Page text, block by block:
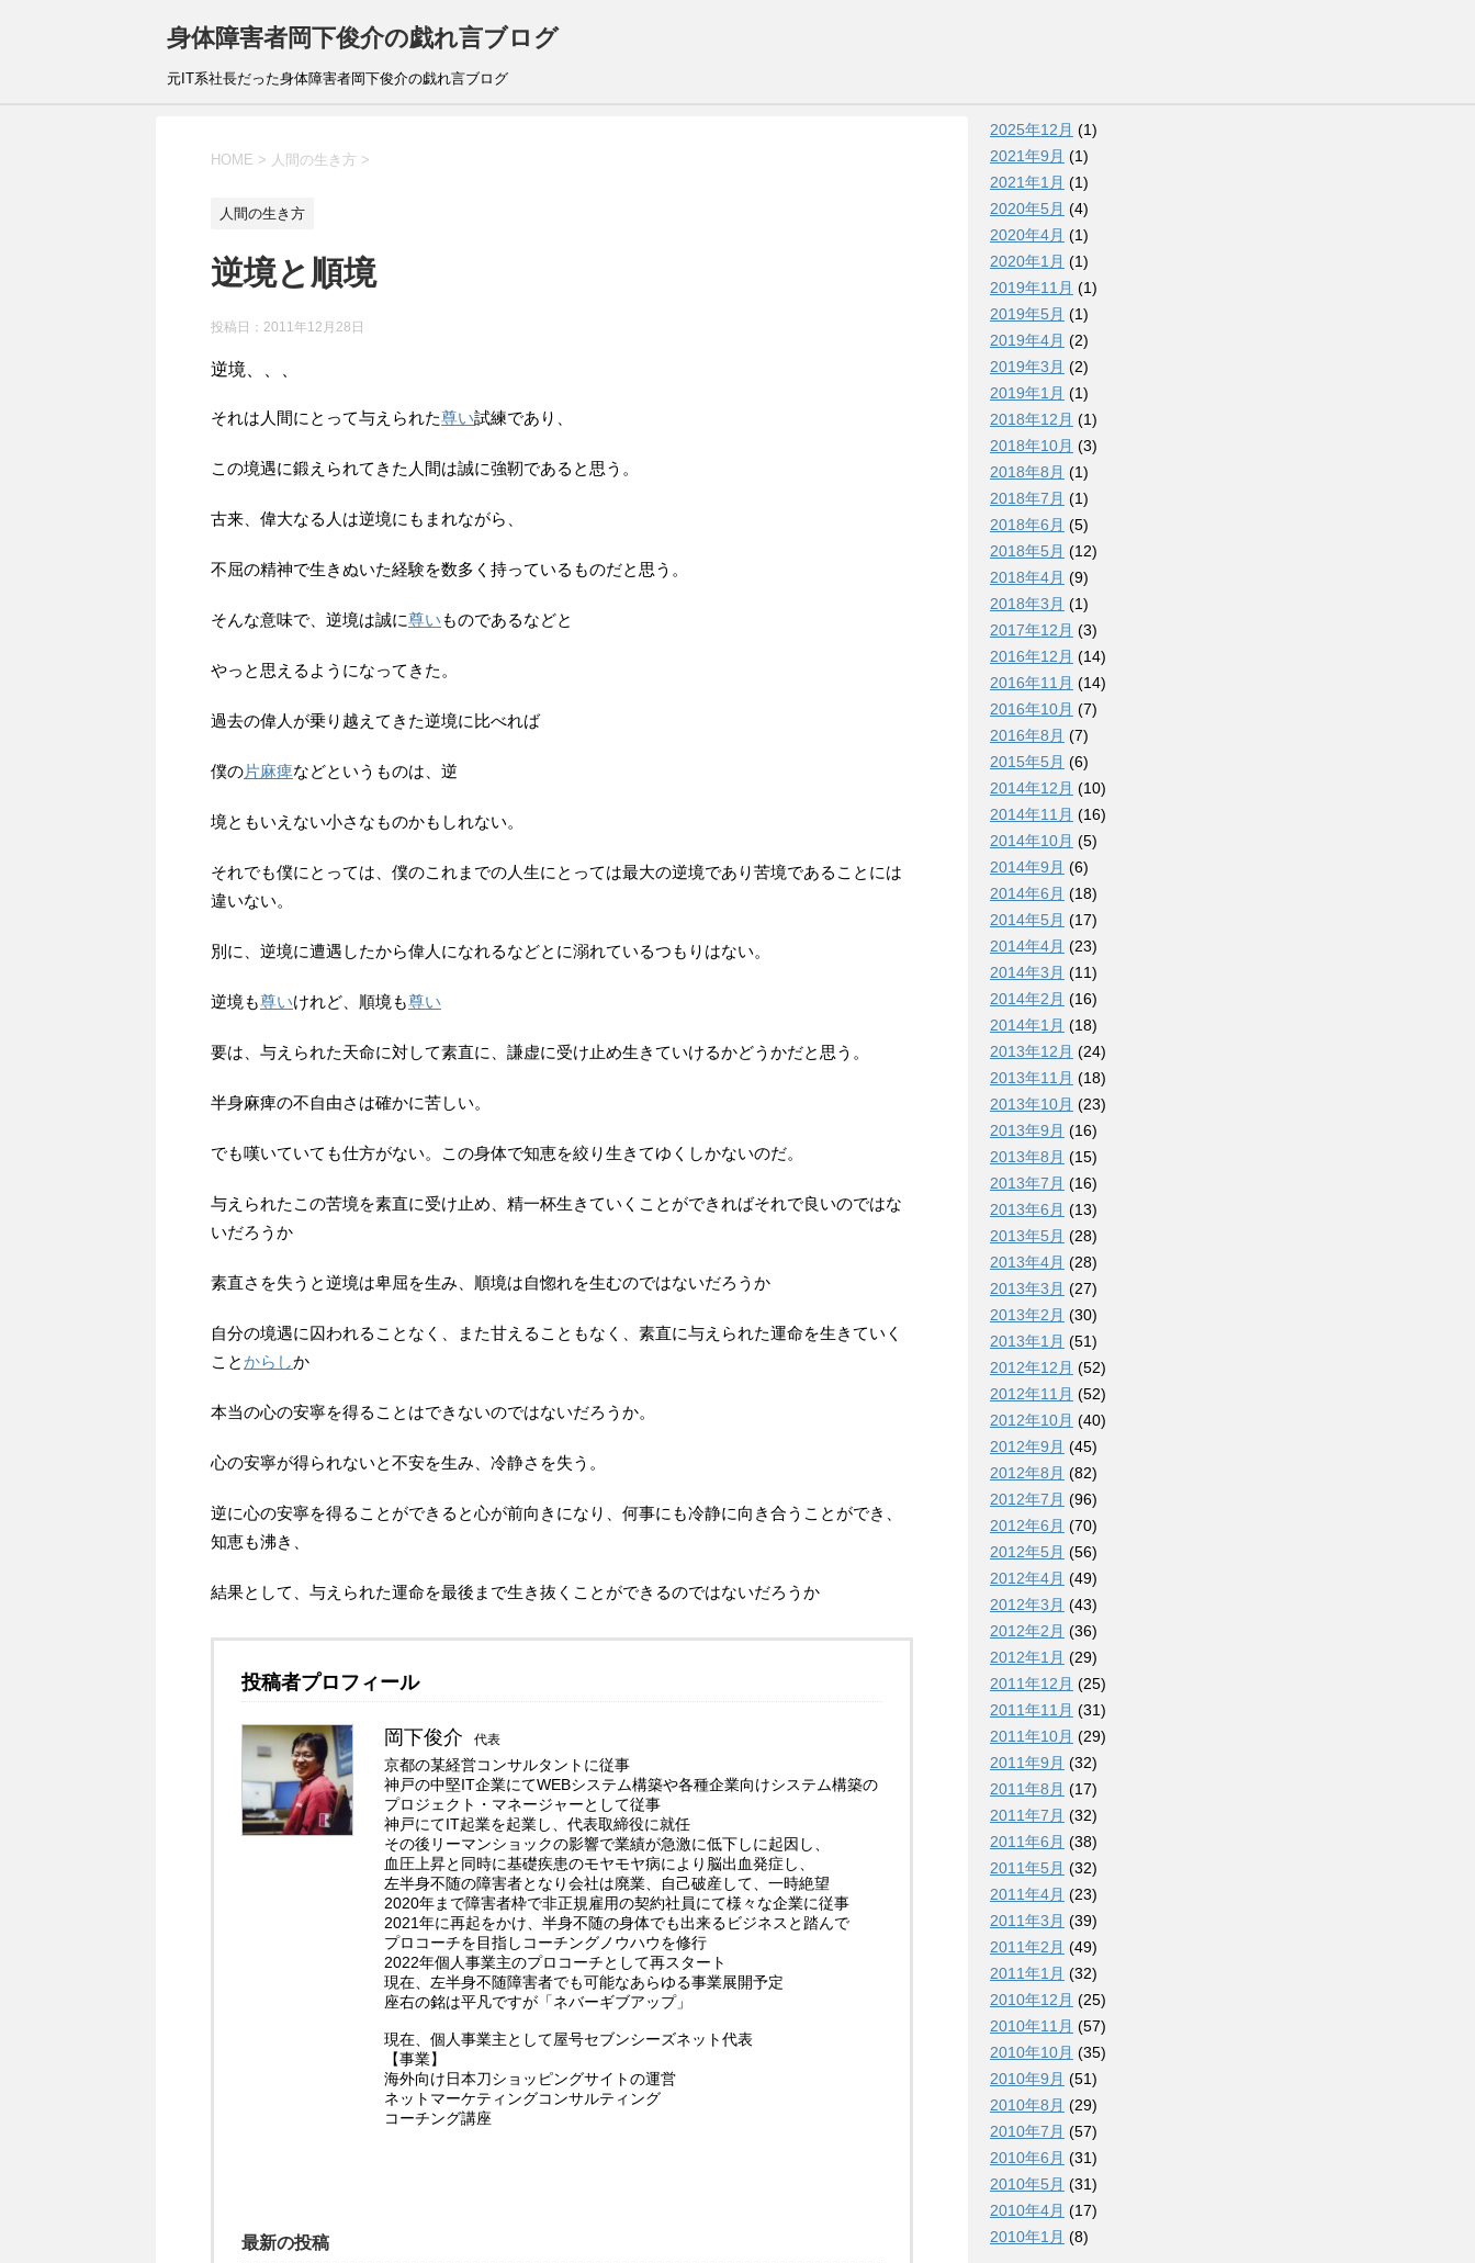
身体障害者岡下俊介の戯れ言ブログ
元IT系社長だった身体障害者岡下俊介の戯れ言ブログ
HOME > 人間の生き方 >
人間の生き方
逆境と順境
投稿日： 2011年12月28日
逆境、、、
それは人間にとって与えられた尊い試練であり、
この境遇に鍛えられてきた人間は誠に強靭であると思う。
古来、偉大なる人は逆境にもまれながら、
不屈の精神で生きぬいた経験を数多く持っているものだと思う。
そんな意味で、逆境は誠に尊いものであるなどと
やっと思えるようになってきた。
過去の偉人が乗り越えてきた逆境に比べれば
僕の片麻痺などというものは、逆
境ともいえない小さなものかもしれない。
それでも僕にとっては、僕のこれまでの人生にとっては最大の逆境であり苦境であることには
違いない。
別に、逆境に遭遇したから偉人になれるなどとに溺れているつもりはない。
逆境も尊いけれど、順境も尊い
要は、与えられた天命に対して素直に、謙虚に受け止め生きていけるかどうかだと思う。
半身麻痺の不自由さは確かに苦しい。
でも嘆いていても仕方がない。この身体で知恵を絞り生きてゆくしかないのだ。
与えられたこの苦境を素直に受け止め、精一杯生きていくことができればそれで良いのではな
いだろうか
素直さを失うと逆境は卑屈を生み、順境は自惚れを生むのではないだろうか
自分の境遇に囚われることなく、また甘えることもなく、素直に与えられた運命を生きていく
ことからしか
本当の心の安寧を得ることはできないのではないだろうか。
心の安寧が得られないと不安を生み、冷静さを失う。
逆に心の安寧を得ることができると心が前向きになり、何事にも冷静に向き合うことができ、
知恵も沸き、
結果として、与えられた運命を最後まで生き抜くことができるのではないだろうか
投稿者プロフィール
岡下俊介 代表
京都の某経営コンサルタントに従事
神戸の中堅IT企業にてWEBシステム構築や各種企業向けシステム構築の
プロジェクト・マネージャーとして従事
神戸にてIT起業を起業し、代表取締役に就任
その後リーマンショックの影響で業績が急激に低下しに起因し、
血圧上昇と同時に基礎疾患のモヤモヤ病により脳出血発症し、
左半身不随の障害者となり会社は廃業、自己破産して、一時絶望
2020年まで障害者枠で非正規雇用の契約社員にて様々な企業に従事
2021年に再起をかけ、半身不随の身体でも出来るビジネスと踏んで
プロコーチを目指しコーチングノウハウを修行
2022年個人事業主のプロコーチとして再スタート
現在、左半身不随障害者でも可能なあらゆる事業展開予定
座右の銘は平凡ですが「ネバーギブアップ」
現在、個人事業主として屋号セブンシーズネット代表
【事業】
海外向け日本刀ショッピングサイトの運営
ネットマーケティングコンサルティング
コーチング講座
最新の投稿
2025年12月 (1)
2021年9月 (1)
2021年1月 (1)
2020年5月 (4)
2020年4月 (1)
2020年1月 (1)
2019年11月 (1)
2019年5月 (1)
2019年4月 (2)
2019年3月 (2)
2019年1月 (1)
2018年12月 (1)
2018年10月 (3)
2018年8月 (1)
2018年7月 (1)
2018年6月 (5)
2018年5月 (12)
2018年4月 (9)
2018年3月 (1)
2017年12月 (3)
2016年12月 (14)
2016年11月 (14)
2016年10月 (7)
2016年8月 (7)
2015年5月 (6)
2014年12月 (10)
2014年11月 (16)
2014年10月 (5)
2014年9月 (6)
2014年6月 (18)
2014年5月 (17)
2014年4月 (23)
2014年3月 (11)
2014年2月 (16)
2014年1月 (18)
2013年12月 (24)
2013年11月 (18)
2013年10月 (23)
2013年9月 (16)
2013年8月 (15)
2013年7月 (16)
2013年6月 (13)
2013年5月 (28)
2013年4月 (28)
2013年3月 (27)
2013年2月 (30)
2013年1月 (51)
2012年12月 (52)
2012年11月 (52)
2012年10月 (40)
2012年9月 (45)
2012年8月 (82)
2012年7月 (96)
2012年6月 (70)
2012年5月 (56)
2012年4月 (49)
2012年3月 (43)
2012年2月 (36)
2012年1月 (29)
2011年12月 (25)
2011年11月 (31)
2011年10月 (29)
2011年9月 (32)
2011年8月 (17)
2011年7月 (32)
2011年6月 (38)
2011年5月 (32)
2011年4月 (23)
2011年3月 (39)
2011年2月 (49)
2011年1月 (32)
2010年12月 (25)
2010年11月 (57)
2010年10月 (35)
2010年9月 (51)
2010年8月 (29)
2010年7月 (57)
2010年6月 (31)
2010年5月 (31)
2010年4月 (17)
2010年1月 (8)